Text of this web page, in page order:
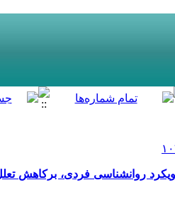
روانشناسی فردی، برکاهش